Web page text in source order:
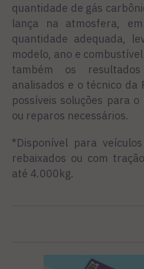
quantidade de gás
lança na atmosfera,
quantidade adequada,
modelo, ano e
também os
analisados e o técnico da
possíveis soluções para
ou reparos necessários.
*Disponível para
rebaixados ou com
até 4.000kg.